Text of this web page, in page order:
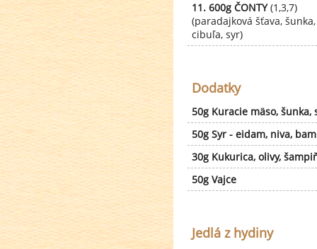
11. 600g ČONTY(1,3,7)
(paradajková šťava,
cibuľa, syr)
Dodatky
50g Kuracie mäso,
50g Syr - eidam, niva,
30g Kukurica, olivy,
50g Vajce
Jedlá z hydiny